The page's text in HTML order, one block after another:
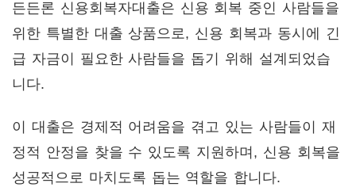
든든론 신용회복자대출은 신용 회복 중인 사람들을
위한 특별한 대출 상품으로, 신용 회복과 동시에 긴
급 자금이 필요한 사람들을 돕기 위해 설계되었습
니다.
이 대출은 경제적 어려움을 겪고 있는 사람들이 재
정적 안정을 찾을 수 있도록 지원하며, 신용 회복을
성공적으로 마치도록 돕는 역할을 합니다.